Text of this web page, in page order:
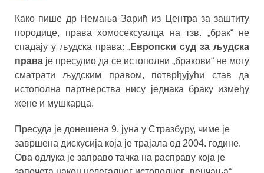
Како пише др Немања Зарић из Центра за заштиту
породице, права хомосексуалца на тзв. „брак“ не
спадају у људска права: „Европски суд за људска
права је пресудио да се истополни „бракови“ не могу
сматрати људским правом, потврђујући став да
истополна партнерства нису једнака браку између
жене и мушкарца.
Пресуда је донешена 9. јуна у Стразбуру, чиме је
завршена дискусија која је трајала од 2004. године.
Ова одлука је заправо тачка на расправу која је